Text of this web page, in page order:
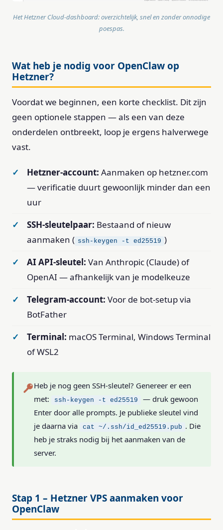
Het Hetzner Cloud-dashboard: overzichtelijk, snel en zonder onnodige
poespas.
Wat heb je nodig voor OpenClaw op
Hetzner?
Voordat we beginnen, een korte checklist. Dit zijn
geen optionele stappen — als een van deze
onderdelen ontbreekt, loop je ergens halverwege
vast.
Hetzner-account: Aanmaken op hetzner.com
— verificatie duurt gewoonlijk minder dan een
uur
SSH-sleutelpaar: Bestaand of nieuw
aanmaken ( ssh-keygen -t ed25519 )
AI API-sleutel: Van Anthropic (Claude) of
OpenAI — afhankelijk van je modelkeuze
Telegram-account: Voor de bot-setup via
BotFather
Terminal: macOS Terminal, Windows Terminal
of WSL2
Heb je nog geen SSH-sleutel? Genereer er een
met:
ssh-keygen -t ed25519
— druk gewoon
Enter door alle prompts. Je publieke sleutel vind
je daarna via
cat ~/.ssh/id_ed25519.pub . Die
heb je straks nodig bij het aanmaken van de
server.
Stap 1 – Hetzner VPS aanmaken voor
OpenClaw